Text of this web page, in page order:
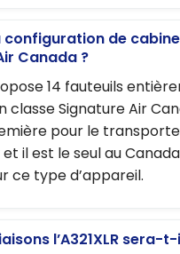
configuration de
Canada ?
14 fauteuils
classe Signature Air
pour le
il est le seul au
ce type d’appareil.
l’A321XLR sera-